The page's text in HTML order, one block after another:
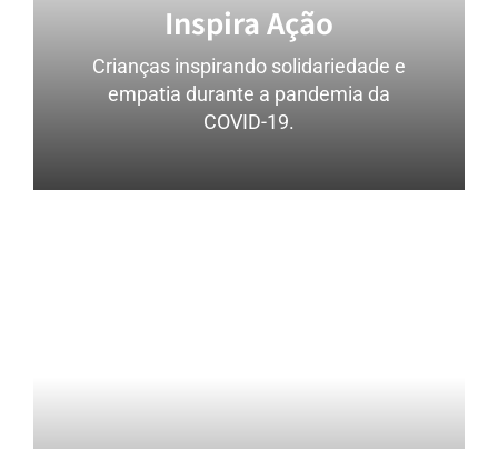
Inspira Ação
Crianças inspirando solidariedade e
empatia durante a pandemia da
COVID-19.